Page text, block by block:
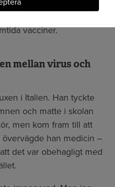
mot neuraminidas.
vacciner.
mellan virus och
i Italien. Han tyckte
och matte i skolan
men kom fram till att
han medicin –
det var obehagligt med